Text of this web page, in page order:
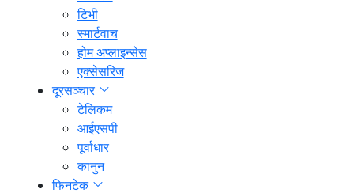
टिभी
स्मार्टवाच
होम अप्लाइन्सेस
एक्सेसरिज
दूरसञ्चार
टेलिकम
आईएसपी
पूर्वाधार
कानुन
फिनटेक